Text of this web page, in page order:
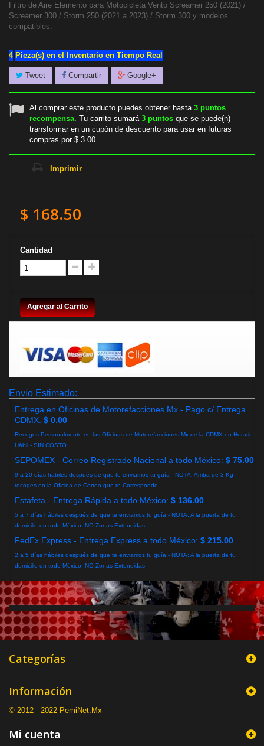
Filtro de Aire Elemento para Motocicleta Vento Screamer 250 (2021) /
Screamer 300 / Storm 250 (2021 a 2023) / Storm 300 y modelos
compatibles.
4 Pieza(s) en el Inventario en Tiempo Real
Tweet Compartir Google+
Al comprar este producto puedes obtener hasta 3 puntos
recompensa. Tu carrito sumará 3 puntos que se puede(n)
transformar en un cupón de descuento para usar en futuras
compras por $ 3.00.
Imprimir
$ 168.50
Cantidad
Agregar al Carrito
Envío Estimado:
Entrega en Oficinas de Motorefacciones.Mx - Pago c/ Entrega
CDMX: $ 0.00
Recoges Personalmente en las Oficinas de Motorefacciones.Mx de la CDMX en Horario
Hábil - SIN COSTO
SEPOMEX - Correo Registrado Nacional a todo México: $ 75.00
9 a 20 días habiles después de que te enviamos tu guía - NOTA: Arriba de 3 Kg
recoges en la Oficina de Correo que te Corresponde
Estafeta - Entrega Rápida a todo México: $ 136.00
5 a 7 días hábiles después de que te enviamos tu guía - NOTA: A la puerta de tu
domicilio en todo México, NO Zonas Extendidas
FedEx Express - Entrega Express a todo México: $ 215.00
2 a 5 días hábiles después de que te enviamos tu guía - NOTA: A la puerta de tu
domicilio en todo México, NO Zonas Extendidas
Categorías
Información
© 2012 - 2022 PemiNet.Mx
Mi cuenta